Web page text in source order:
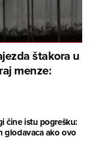
štakora u
menze:
čine istu pogrešku:
glodavaca ako ovo